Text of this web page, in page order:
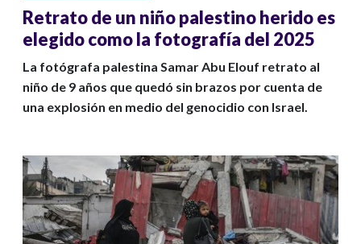
Retrato de un niño palestino herido es
elegido como la fotografía del 2025
La fotógrafa palestina Samar Abu Elouf retrato al
niño de 9 años que quedó sin brazos por cuenta de
una explosión en medio del genocidio con Israel.